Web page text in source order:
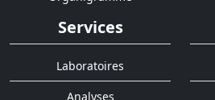
Services
Laboratoires
Analyses